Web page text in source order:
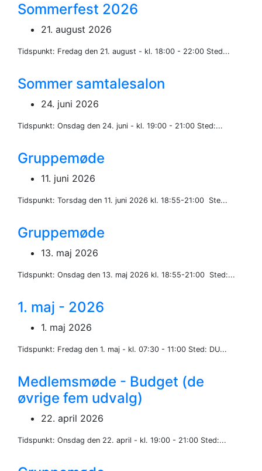
Sommerfest 2026
21. august 2026
Tidspunkt: Fredag den 21. august - kl. 18:00 - 22:00 Sted...
Sommer samtalesalon
24. juni 2026
Tidspunkt: Onsdag den 24. juni - kl. 19:00 - 21:00 Sted:...
Gruppemøde
11. juni 2026
Tidspunkt: Torsdag den 11. juni 2026 kl. 18:55-21:00 Ste...
Gruppemøde
13. maj 2026
Tidspunkt: Onsdag den 13. maj 2026 kl. 18:55-21:00 Sted:...
1. maj - 2026
1. maj 2026
Tidspunkt: Fredag den 1. maj - kl. 07:30 - 11:00 Sted: DU...
Medlemsmøde - Budget (de
øvrige fem udvalg)
22. april 2026
Tidspunkt: Onsdag den 22. april - kl. 19:00 - 21:00 Sted:...